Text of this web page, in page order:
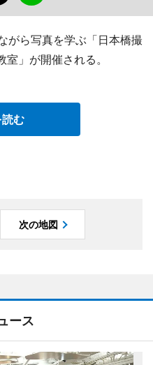
がら写真を学ぶ「日本橋撮
」が開催される。
む
次の地図
ース